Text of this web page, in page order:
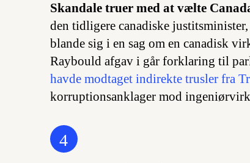
Skandale truer med at vælte
den tidligere canadiske
blande sig i en sag om en canadisk
Raybould afgav i går forklaring til
havde modtaget indirekte trusler fra
korruptionsanklager mod
4